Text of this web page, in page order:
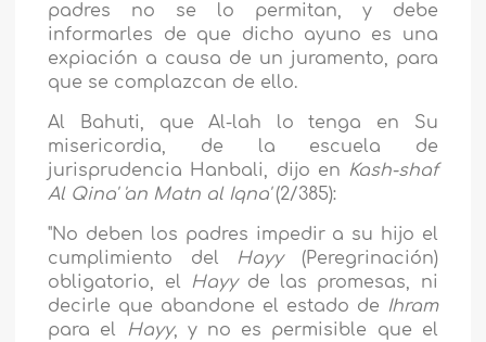
padres no se lo permitan, y debe
informarles de que dicho ayuno es una
expiación a causa de un juramento, para
que se complazcan de ello.
Al Bahuti, que Al-lah lo tenga en Su
misericordia, de la escuela de
jurisprudencia Hanbali, dijo en Kash-shaf
Al Qina' 'an Matn al Iqna'(2/385):
"No deben los padres impedir a su hijo el
cumplimiento del Hayy(Peregrinación)
obligatorio, el Hayyde las promesas, ni
decirle que abandone el estado de Ihram
para el Hayy, y no es permisible que el